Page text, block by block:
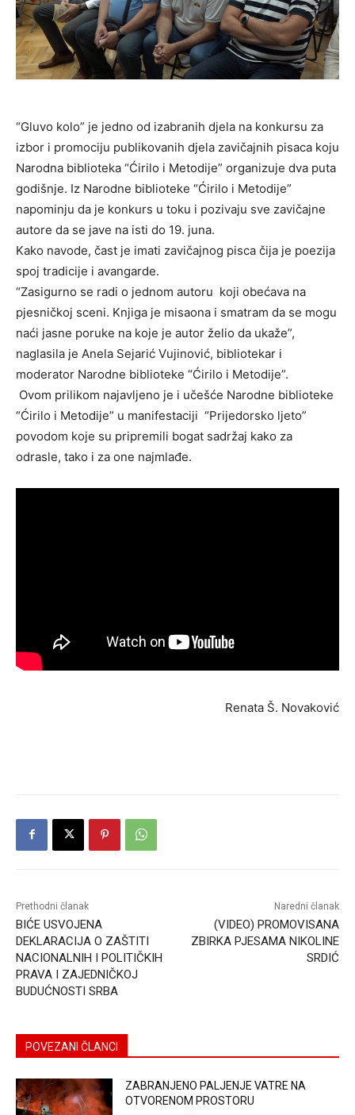
“Gluvo kolo” je jedno od izabranih djela na konkursu za
izbor i promociju publikovanih djela zavičajnih pisaca koju
Narodna biblioteka “Ćirilo i Metodije” organizuje dva puta
godišnje. Iz Narodne biblioteke “Ćirilo i Metodije”
napominju da je konkurs u toku i pozivaju sve zavičajne
autore da se jave na isti do 19. juna.
Kako navode, čast je imati zavičajnog pisca čija je poezija
spoj tradicije i avangarde.
“Zasigurno se radi o jednom autoru koji obećava na
pjesničkoj sceni. Knjiga je misaona i smatram da se mogu
naći jasne poruke na koje je autor želio da ukaže”,
naglasila je Anela Sejarić Vujinović, bibliotekar i
moderator Narodne biblioteke “Ćirilo i Metodije”.
Ovom prilikom najavljeno je i učešće Narodne biblioteke
“Ćirilo i Metodije” u manifestaciji “Prijedorsko ljeto”
povodom koje su pripremili bogat sadržaj kako za
odrasle, tako i za one najmlađe.
Renata Š. Novaković
Prethodni članak
BIĆE USVOJENA
DEKLARACIJA O ZAŠTITI
NACIONALNIH I POLITIČKIH
PRAVA I ZAJEDNIČKOJ
BUDUĆNOSTI SRBA
Naredni članak
(VIDEO) PROMOVISANA
ZBIRKA PJESAMA NIKOLINE
SRDIĆ
POVEZANI ČLANCI
ZABRANJENO PALJENJE VATRE NA
OTVORENOM PROSTORU